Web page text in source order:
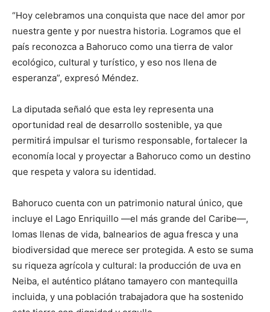
“Hoy celebramos una conquista que nace del amor por
nuestra gente y por nuestra historia. Logramos que el
país reconozca a Bahoruco como una tierra de valor
ecológico, cultural y turístico, y eso nos llena de
esperanza”, expresó Méndez.
La diputada señaló que esta ley representa una
oportunidad real de desarrollo sostenible, ya que
permitirá impulsar el turismo responsable, fortalecer la
economía local y proyectar a Bahoruco como un destino
que respeta y valora su identidad.
Bahoruco cuenta con un patrimonio natural único, que
incluye el Lago Enriquillo —el más grande del Caribe—,
lomas llenas de vida, balnearios de agua fresca y una
biodiversidad que merece ser protegida. A esto se suma
su riqueza agrícola y cultural: la producción de uva en
Neiba, el auténtico plátano tamayero con mantequilla
incluida, y una población trabajadora que ha sostenido